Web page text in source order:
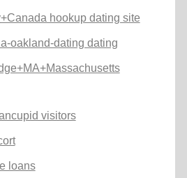
hookup dating site
oakland-dating dating
visitors
loans